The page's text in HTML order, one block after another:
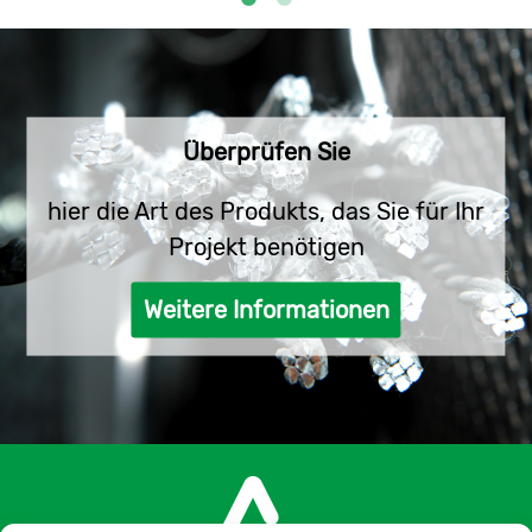
empfohlene Wahl für Fabriken und Industrien.
Dieses Format macht es viel einfacher zu
handhaben und zu transportieren.
Warum es in Andaluza de Trefileréa und
Galvanizado kaufen?
Zuallererst, weil es eine Art von erstklassigem
Draht ist, wird es die Erwartungen übertreffen. Wir
sprechen von einem Material, das höchsten
Qualitätsstandards entspricht und eine
ausgezeichnete Festigkeit und Haltbarkeit
garantiert. Darüber hinaus verfügt der graue
Draht über eine saubere
Zweitens, weil wir trotz unseres großen
Überprüfen Sie
hier die Art des Produkts, das Sie für Ihr
Projekt benötigen
Weitere Informationen